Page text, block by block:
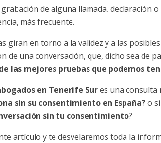
de alguna llamada, declaración o
más frecuente.
giran en torno a la validez y a las
de una conversación, que, dicho sea de
las mejores pruebas que podemos
en Tenerife Sures una consulta
sin su consentimiento en España?o si
sin tu consentimiento?
artículo y te desvelaremos toda la